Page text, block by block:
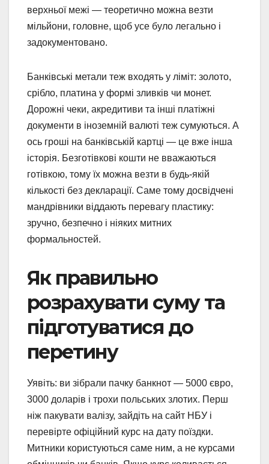
верхньої межі — теоретично можна везти
мільйони, головне, щоб усе було легально і
задокументовано.
Банківські метали теж входять у ліміт: золото,
срібло, платина у формі зливків чи монет.
Дорожні чеки, акредитиви та інші платіжні
документи в іноземній валюті теж сумуються. А
ось гроші на банківській картці — це вже інша
історія. Безготівкові кошти не вважаються
готівкою, тому їх можна везти в будь-якій
кількості без декларації. Саме тому досвідчені
мандрівники віддають перевагу пластику:
зручно, безпечно і ніяких митних
формальностей.
Як правильно
розрахувати суму та
підготуватися до
перетину
Уявіть: ви зібрали пачку банкнот — 5000 євро,
3000 доларів і трохи польських злотих. Перш
ніж пакувати валізу, зайдіть на сайт НБУ і
перевірте офіційний курс на дату поїздки.
Митники користуються саме ним, а не курсами